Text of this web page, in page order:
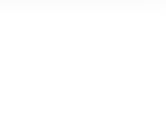
detaylı bilgi için Ayarlar
ve sitemizde ilgili